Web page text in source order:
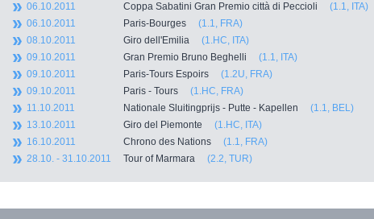
06.10.2011
Coppa Sabatini Gran Premio città di Peccioli (1.1, ITA)
06.10.2011
Paris-Bourges (1.1, FRA)
08.10.2011
Giro dell'Emilia (1.HC, ITA)
09.10.2011
Gran Premio Bruno Beghelli (1.1, ITA)
09.10.2011
Paris-Tours Espoirs (1.2U, FRA)
09.10.2011
Paris - Tours (1.HC, FRA)
11.10.2011
Nationale Sluitingprijs - Putte - Kapellen (1.1, BEL)
13.10.2011
Giro del Piemonte (1.HC, ITA)
16.10.2011
Chrono des Nations (1.1, FRA)
28.10. - 31.10.2011
Tour of Marmara (2.2, TUR)
Facebook
Twitter
Newsletter: